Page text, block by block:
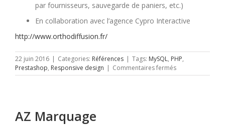
par fournisseurs, sauvegarde de paniers, etc.)
En collaboration avec l’agence Cypro Interactive
http://www.orthodiffusion.fr/
22 juin 2016 | Categories: Références | Tags: MySQL, PHP,
Prestashop, Responsive design | Commentaires ferméssur
Ortho-
AZ Marquage